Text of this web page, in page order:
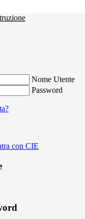
Nome Utente
Password
con CIE